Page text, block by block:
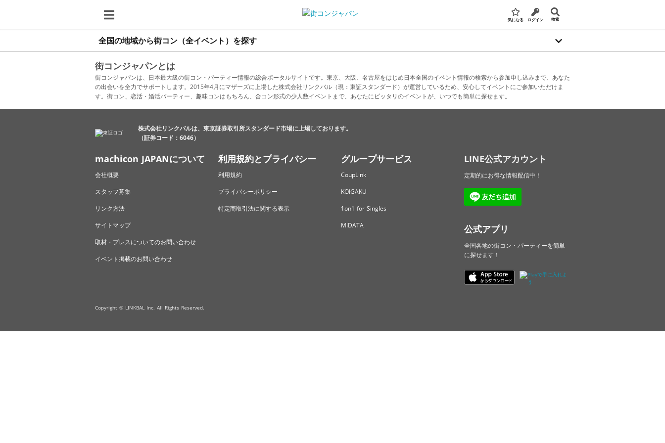
気になる ログイン 検索
全国の地域から街コン（全イベント）を探す
街コンジャパンとは
街コンジャパンは、日本最大級の街コン・パーティー情報の総合ポータルサイトです。東京、大阪、名古屋をはじめ日本全国のイベント情報の検索から参加申し込みまで、あなた
の出会いを全力でサポートします。2015年4月にマザーズに上場した株式会社リンクバル（現：東証スタンダード）が運営しているため、安心してイベントにご参加いただけま
す。街コン、恋活・婚活パーティー、趣味コンはもちろん、合コン形式の少人数イベントまで、あなたにピッタリのイベントが、いつでも簡単に探せます。
株式会社リンクバルは、東京証券取引所スタンダード市場に上場しております。
（証券コード：6046）
machicon JAPANについて
会社概要
スタッフ募集
リンク方法
サイトマップ
取材・プレスについてのお問い合わせ
イベント掲載のお問い合わせ
利用規約とプライバシー
利用規約
プライバシーポリシー
特定商取引法に関する表示
グループサービス
CoupLink
KOIGAKU
1on1 for Singles
MiDATA
LINE公式アカウント
定期的にお得な情報配信中！
公式アプリ
全国各地の街コン・パーティーを簡単
に探せます！
Copyright © LINKBAL Inc. All Rights Reserved.